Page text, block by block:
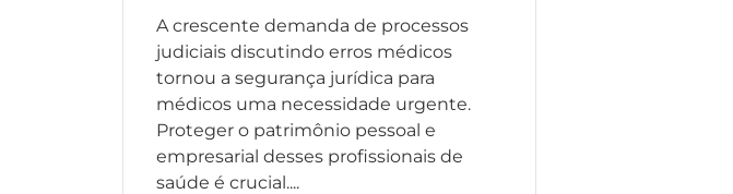
A crescente demanda de processos
judiciais discutindo erros médicos
tornou a segurança jurídica para
médicos uma necessidade urgente.
Proteger o patrimônio pessoal e
empresarial desses profissionais de
saúde é crucial....